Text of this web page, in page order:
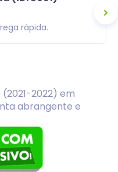
rápida.
(2021-2022) em
abrangente e